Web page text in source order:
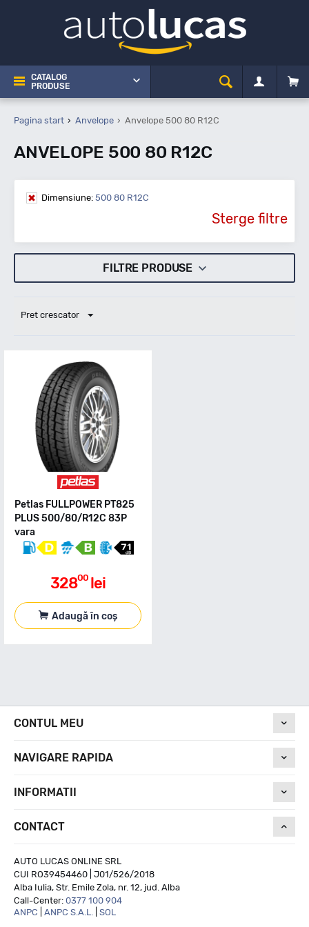
CATALOG
PRODUSE
Pagina start Anvelope Anvelope 500 80 R12C
ANVELOPE 500 80 R12C
Dimensiune: 500 80 R12C
Sterge filtre
FILTRE PRODUSE
Pret crescator
Petlas FULLPOWER PT825
PLUS 500/80/R12C 83P
vara
32800 lei
Adaugă în coș
CONTUL MEU
NAVIGARE RAPIDA
INFORMATII
CONTACT
AUTO LUCAS ONLINE SRL
CUI RO39454460 | J01/526/2018
Alba Iulia, Str. Emile Zola, nr. 12, jud. Alba
Call-Center: 0377 100 904
ANPC
ANPC S.A.L. SOL